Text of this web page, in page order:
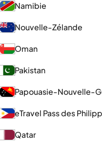
Namibie
Nouvelle-Zélande
Oman
Pakistan
Papouasie-Nouvelle-
eTravel Pass des
Qatar